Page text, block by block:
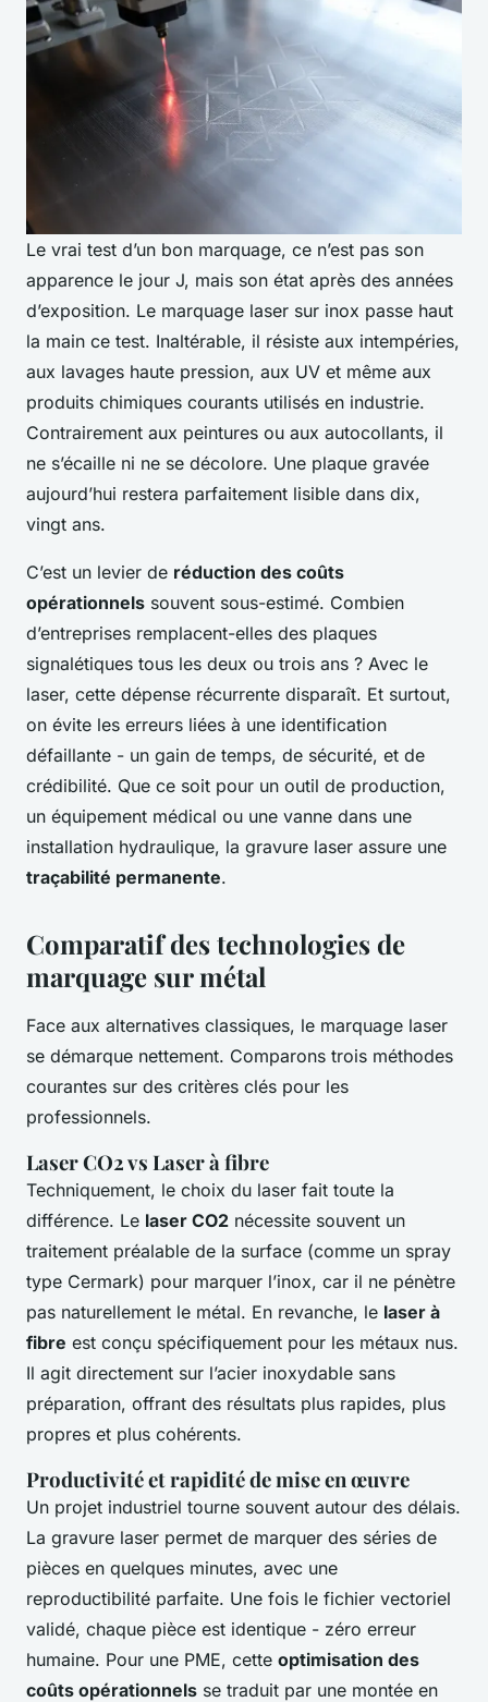
Le vrai test d’un bon marquage, ce n’est pas son
apparence le jour J, mais son état après des années
d’exposition. Le marquage laser sur inox passe haut
la main ce test. Inaltérable, il résiste aux intempéries,
aux lavages haute pression, aux UV et même aux
produits chimiques courants utilisés en industrie.
Contrairement aux peintures ou aux autocollants, il
ne s’écaille ni ne se décolore. Une plaque gravée
aujourd’hui restera parfaitement lisible dans dix,
vingt ans.
C’est un levier de réduction des coûts
opérationnels souvent sous-estimé. Combien
d’entreprises remplacent-elles des plaques
signalétiques tous les deux ou trois ans ? Avec le
laser, cette dépense récurrente disparaît. Et surtout,
on évite les erreurs liées à une identification
défaillante - un gain de temps, de sécurité, et de
crédibilité. Que ce soit pour un outil de production,
un équipement médical ou une vanne dans une
installation hydraulique, la gravure laser assure une
traçabilité permanente.
Comparatif des technologies de
marquage sur métal
Face aux alternatives classiques, le marquage laser
se démarque nettement. Comparons trois méthodes
courantes sur des critères clés pour les
professionnels.
Laser CO2 vs Laser à fibre
Techniquement, le choix du laser fait toute la
différence. Le laser CO2 nécessite souvent un
traitement préalable de la surface (comme un spray
type Cermark) pour marquer l’inox, car il ne pénètre
pas naturellement le métal. En revanche, le laser à
fibre est conçu spécifiquement pour les métaux nus.
Il agit directement sur l’acier inoxydable sans
préparation, offrant des résultats plus rapides, plus
propres et plus cohérents.
Productivité et rapidité de mise en œuvre
Un projet industriel tourne souvent autour des délais.
La gravure laser permet de marquer des séries de
pièces en quelques minutes, avec une
reproductibilité parfaite. Une fois le fichier vectoriel
validé, chaque pièce est identique - zéro erreur
humaine. Pour une PME, cette optimisation des
coûts opérationnels se traduit par une montée en